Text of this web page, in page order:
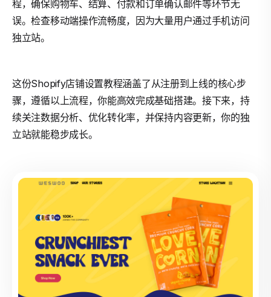
程，确保购物车、结算、付款和订单确认邮件等环节无
误。检查移动端操作流畅度，因为大量用户通过手机访问
独立站。
这份Shopify店铺设置教程涵盖了从注册到上线的核心步
骤，遵循以上流程，你能高效完成基础搭建。接下来，持
续关注数据分析、优化转化率，并保持内容更新，你的独
立站就能稳步成长。